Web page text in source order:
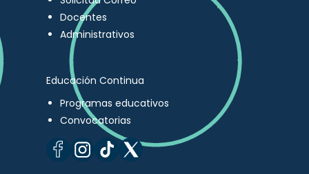
Docentes
Administrativos
Educación Continua
Programas educativos
Convocatorias